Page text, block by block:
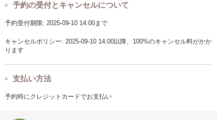
予約の受付とキャンセルについて
予約受付期限: 2025-09-10 14:00まで
キャンセルポリシー: 2025-09-10 14:00以降、100%のキャンセル料がかか
ります
支払い方法
予約時にクレジットカードでお支払い